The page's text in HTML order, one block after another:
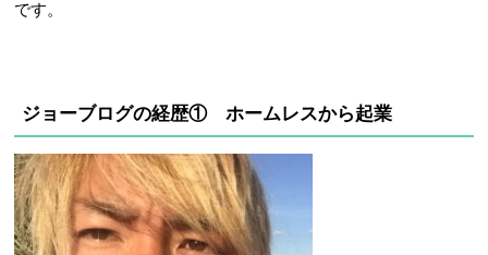
です。
ジョーブログの経歴① ホームレスから起業